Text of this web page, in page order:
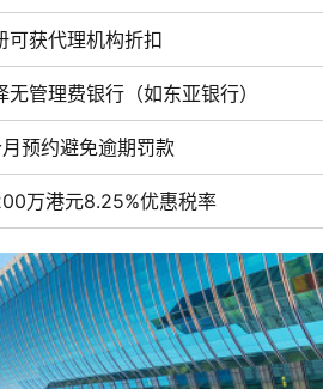
可获代理机构折扣
无管理费银行（如东亚银行）
预约避免逾期罚款
万港元8.25%优惠税率